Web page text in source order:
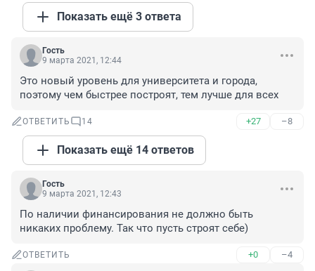
Показать ещё 3 ответа
Гость
9 марта 2021, 12:44
Это новый уровень для университета и города,
поэтому чем быстрее построят, тем лучше для всех
ОТВЕТИТЬ 14 +27 –8
Показать ещё 14 ответов
Гость
9 марта 2021, 12:43
По наличии финансирования не должно быть
никаких проблему. Так что пусть строят себе)
ОТВЕТИТЬ +0 –4